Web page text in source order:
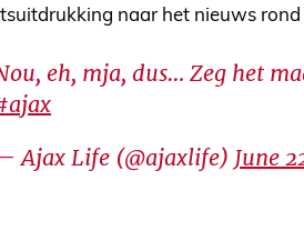
naar het nieuws
eh, mja, dus… Zeg het
Ajax Life (@ajaxlife) June